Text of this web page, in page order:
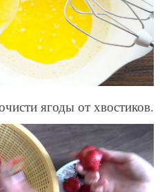
ягоды от хвостиков.